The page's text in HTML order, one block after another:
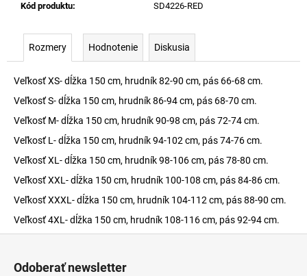
Kód produktu: SD4226-RED
Rozmery Hodnotenie Diskusia
Veľkosť XS- dĺžka 150 cm, hrudník 82-90 cm, pás 66-68 cm.
Veľkosť S- dĺžka 150 cm, hrudník 86-94 cm, pás 68-70 cm.
Veľkosť M- dĺžka 150 cm, hrudník 90-98 cm, pás 72-74 cm.
Veľkosť L- dĺžka 150 cm, hrudník 94-102 cm, pás 74-76 cm.
Veľkosť XL- dĺžka 150 cm, hrudník 98-106 cm, pás 78-80 cm.
Veľkosť XXL- dĺžka 150 cm, hrudník 100-108 cm, pás 84-86 cm.
Veľkosť XXXL- dĺžka 150 cm, hrudník 104-112 cm, pás 88-90 cm.
Veľkosť 4XL- dĺžka 150 cm, hrudník 108-116 cm, pás 92-94 cm.
Odoberať newsletter